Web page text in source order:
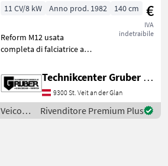
€
IVA
indetraibile
11 CV/8 kW Anno prod. 1982 140 cm
Reform M12 usata
completa di falciatrice a
Motore a benzina Kubota a
4 tempi GH 340 * Falciatrice
a barre: larghezza di taglio
145 cm *
Technikcenter Gruber GmbH
9300 St. Veit an der Glan
Veicoli
agricoli
Rivenditore Premium Plus